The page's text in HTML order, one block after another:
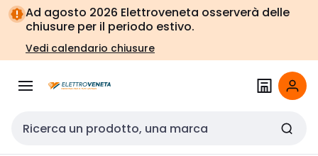
Vai alla
navigazione
Vai
alla
pagina
Ad agosto 2026 Elettroveneta osserverà delle
chiusure per il periodo estivo.
Vedi calendario chiusure
Cerca input